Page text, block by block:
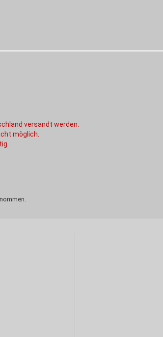
versandt werden.
möglich.